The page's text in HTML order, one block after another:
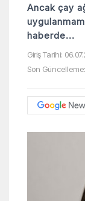
Ancak çay
haberde...
Giriş Tarihi:
Son